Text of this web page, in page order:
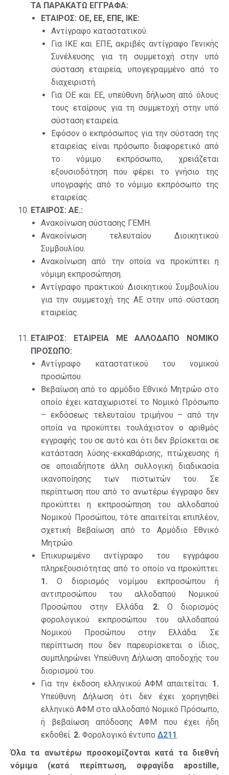
ΤΑ ΠΑΡΑΚΑΤΩ ΕΓΓΡΑΦΑ:
ΕΤΑΙΡΟΣ: ΟΕ, ΕΕ, ΕΠΕ, ΙΚΕ:
Αντίγραφο καταστατικού.
Για ΙΚΕ και ΕΠΕ, ακριβές αντίγραφο Γενικής
Συνέλευσης για τη συμμετοχή στην υπό
σύσταση εταιρεία, υπογεγραμμένο από το
διαχειριστή.
Για ΟΕ και ΕΕ, υπεύθυνη δήλωση από όλους
τους εταίρους για τη συμμετοχή στην υπό
σύσταση εταιρεία.
Εφόσον ο εκπρόσωπος για την σύσταση της
εταιρείας είναι πρόσωπο διαφορετικό από
το νόμιμο εκπρόσωπο, χρειάζεται
εξουσιοδότηση που φέρει το γνήσιο της
υπογραφής από το νόμιμο εκπρόσωπο της
εταιρείας.
ΕΤΑΙΡΟΣ: ΑΕ.:
Ανακοίνωση σύστασης ΓΕΜΗ.
Ανακοίνωση τελευταίου Διοικητικού
Συμβουλίου.
Ανακοίνωση από την οποία να προκύπτει η
νόμιμη εκπροσώπηση.
Αντίγραφο πρακτικού Διοικητικού Συμβουλίου
για την συμμετοχή της ΑΕ στην υπό σύσταση
εταιρείας.
ΕΤΑΙΡΟΣ: ΕΤΑΙΡΕΙΑ ΜΕ ΑΛΛΟΔΑΠΟ ΝΟΜΙΚΟ
ΠΡΟΣΩΠΟ:
Αντίγραφο καταστατικού του νομικού
προσώπου.
Βεβαίωση από το αρμόδιο Εθνικό Μητρώο στο
οποίο έχει καταχωριστεί το Νομικό Πρόσωπο
– εκδόσεως τελευταίου τριμήνου – από την
οποία να προκύπτει τουλάχιστον ο αριθμός
εγγραφής του σε αυτό και ότι δεν βρίσκεται σε
κατάσταση λύσης-εκκαθάρισης, πτώχευσης ή
σε οποιαδήποτε άλλη συλλογική διαδικασία
ικανοποίησης των πιστωτών του. Σε
περίπτωση που από το ανωτέρω έγγραφο δεν
προκύπτει η εκπροσώπηση του αλλοδαπού
Νομικού Προσώπου, τότε απαιτείται επιπλέον,
σχετική Βεβαίωση από το Αρμόδιο Εθνικό
Μητρώο.
Επικυρωμένο αντίγραφο του εγγράφου
πληρεξουσιότητας από το οποίο να προκύπτει:
1. Ο διορισμός νομίμου εκπροσώπου ή
αντιπροσώπου του αλλοδαπού Νομικού
Προσώπου στην Ελλάδα. 2. Ο διορισμός
φορολογικού εκπροσώπου του αλλοδαπού
Νομικού Προσώπου στην Ελλάδα. Σε
περίπτωση που δεν παρευρίσκεται ο ίδιος,
συμπληρώνει Υπεύθυνη Δήλωση αποδοχής του
διορισμού του.
Για την έκδοση ελληνικού ΑΦΜ απαιτείται: 1.
Υπεύθυνη Δήλωση ότι δεν έχει χορηγηθεί
ελληνικό ΑΦΜ στο αλλοδαπό Νομικό Πρόσωπο,
ή βεβαίωση απόδοσης ΑΦΜ που έχει ήδη
εκδοθεί. 2. Φορολογικό έντυπο Δ211.
Όλα τα ανωτέρω προσκομίζονται κατά τα διεθνή
νόμιμα (κατά περίπτωση, σφραγίδα apostille,